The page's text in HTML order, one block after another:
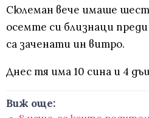
Сюлеман вече имаше
осемте си близнаци
са заченати ин витро.
Днес тя има 10 сина и 4
Виж още: